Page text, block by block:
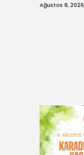
Ağustos 8, 2026